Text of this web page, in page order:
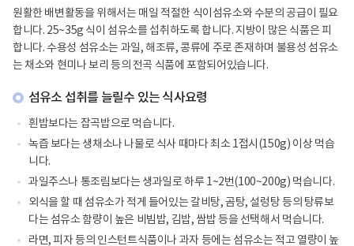
원활한 배변활동을 위해서는 매일 적절한 식이섬유소와 수분의 공급이 필요
합니다. 25~35g 식이 섬유소를 섭취하도록 합니다. 지방이 많은 식품은 피
합니다. 수용성 섬유소는 과일, 해조류, 콩류에 주로 존재하며 불용성 섬유소
는 채소와 현미나 보리 등의 전곡 식품에 포함되어있습니다.
섬유소 섭취를 늘릴수 있는 식사요령
흰밥보다는 잡곡밥으로 먹습니다.
녹즙 보다는 생채소나 나물로 식사 때마다 최소 1접시(150g) 이상 먹습
니다.
과일주스나 통조림보다는 생과일로 하루 1~2번(100~200g) 먹습니다.
외식을 할 때 섬유소가 적게 들어있는 갈비탕, 곰탕, 설렁탕 등의 탕류보
다는 섬유소 함량이 높은 비빔밥, 김밥, 쌈밥 등을 선택해서 먹습니다.
라면, 피자 등의 인스턴트식품이나 과자 등에는 섬유소는 적고 열량이 높